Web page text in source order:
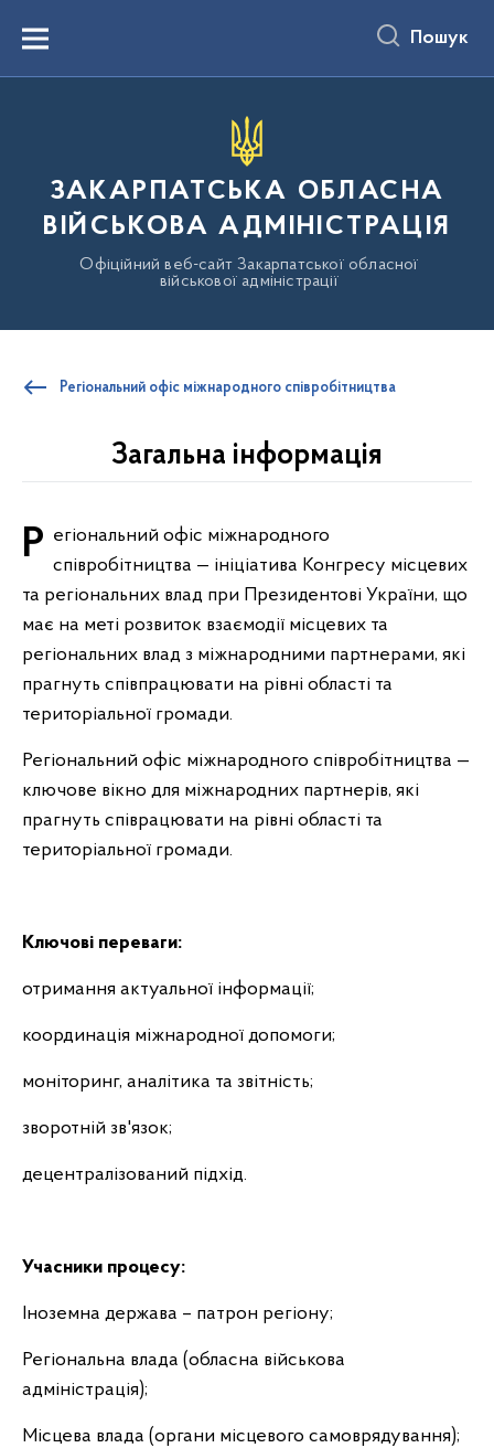
вмістуMenu Пошук
ЗАКАРПАТСЬКА ОБЛАСНА
ВІЙСЬКОВА АДМІНІСТРАЦІЯ
Офіційний веб-сайт Закарпатської обласної
військової адміністрації
Регіональний офіс міжнародного співробітництва
Загальна інформація
Регіональний офіс міжнародного співробітництва — ініціатива Конгресу місцевих
та регіональних влад при Президентові України, що
має на меті розвиток взаємодії місцевих та
регіональних влад з міжнародними партнерами, які
прагнуть співпрацювати на рівні області та
територіальної громади.
Регіональний офіс міжнародного співробітництва —
ключове вікно для міжнародних партнерів, які
прагнуть співрацювати на рівні області та
територіальної громади.
Ключові переваги:
отримання актуальної інформації;
координація міжнародної допомоги;
моніторинг, аналітика та звітність;
зворотній зв'язок;
децентралізований підхід.
Учасники процесу:
Іноземна держава – патрон регіону;
Регіональна влада (обласна військова
адміністрація);
Місцева влада (органи місцевого самоврядування);